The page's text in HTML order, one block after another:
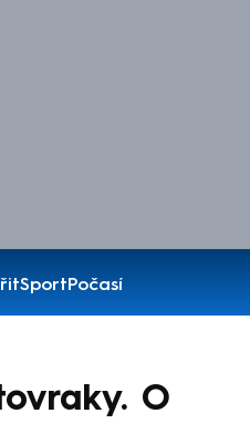
SportPočasí
O